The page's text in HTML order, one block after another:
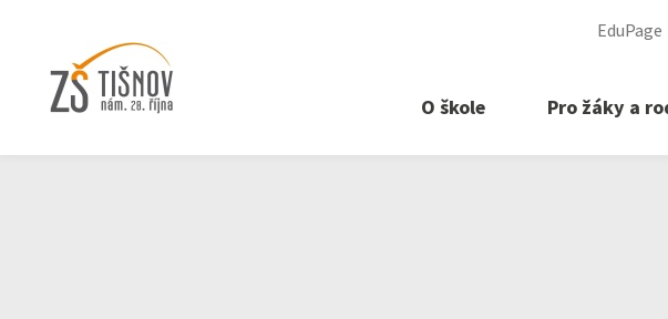
O škole Pro žáky a
EduPage
Soňa